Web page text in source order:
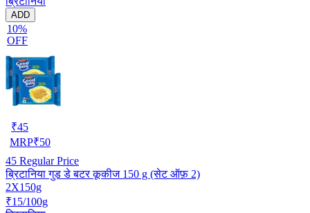
ADD
10%
OFF
₹45
MRP₹50
45 Regular Price
ब्रिटानिया गुड डे बटर कूकीज 150 g (सेट ऑफ़ 2)
2X150g
₹15/100g